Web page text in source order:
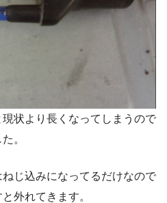
状より長くなってしまうので
。
じ込みになってるだけなので
外れてきます。